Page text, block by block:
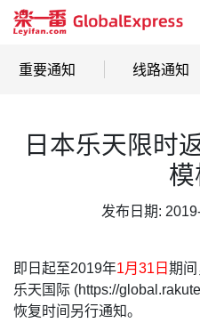
重要通知 线路通知
日本乐天限时
模
发布日期:
即日起至2019年1月31日 期间
乐天国际 (https://
恢复时间另行通知。